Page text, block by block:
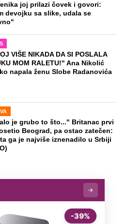
joj prilazi čovek i govori:
devojku sa slike, udala se
VIŠE NIKADA DA SI POSLALA
MOM RALETU!" Ana Nikolić
napala ženu Slobe Radanovića
je grubo to što..." Britanac prvi
Beograd, pa ostao zatečen:
ga je najviše iznenadilo u Srbiji